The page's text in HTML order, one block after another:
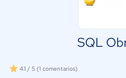
SQL
4.1 / 5 (1 comentarios)